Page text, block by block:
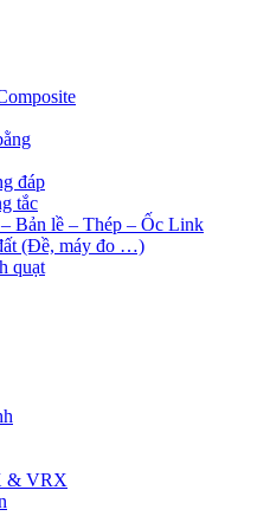
đáp
tắc
Bản lề – Thép – Ốc Link
(Đề, máy đo …)
quạt
& VRX